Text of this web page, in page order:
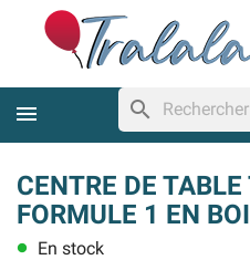
search
CENTRE DE
FORMULE 1 EN
lens En stock